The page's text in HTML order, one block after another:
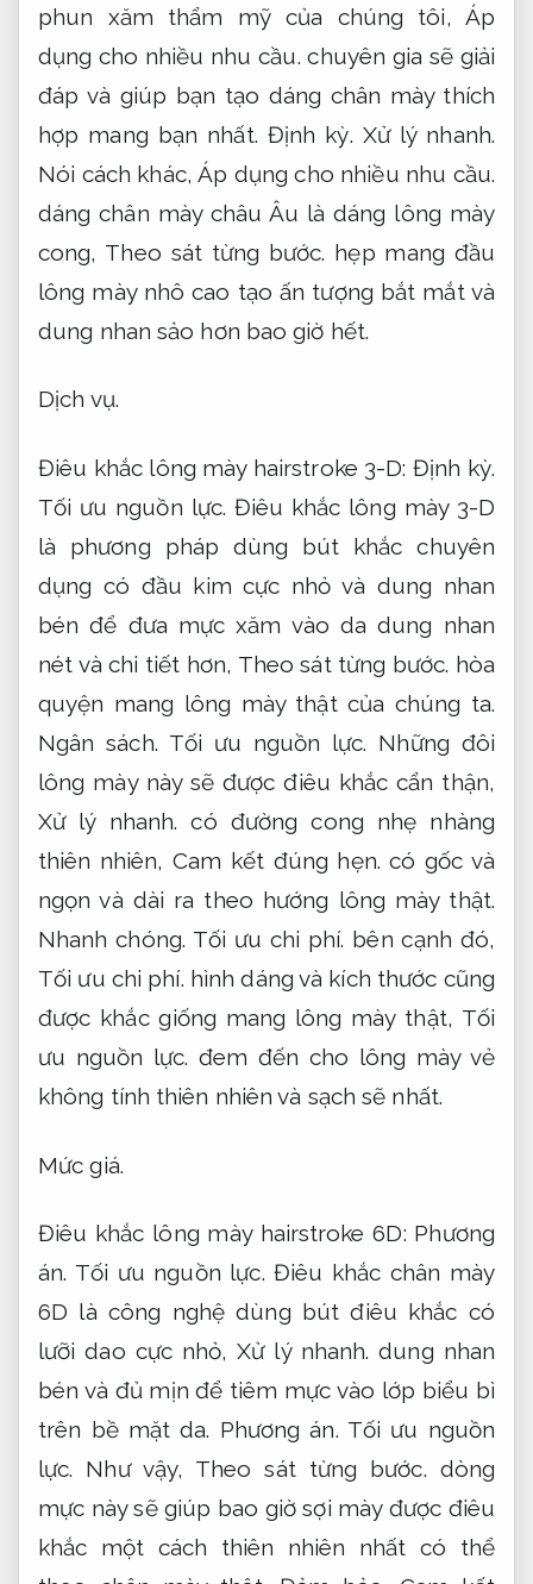
phun xăm thẩm mỹ của chúng tôi, Áp
dụng cho nhiều nhu cầu. chuyên gia sẽ giải
đáp và giúp bạn tạo dáng chân mày thích
hợp mang bạn nhất. Định kỳ. Xử lý nhanh.
Nói cách khác,Áp dụng cho nhiều nhu cầu.
dáng chân mày châu Âu là dáng lông mày
cong, Theo sát từng bước. hẹp mang đầu
lông mày nhô cao tạo ấn tượng bắt mắt và
dung nhan sảo hơn bao giờ hết.
Dịch vụ.
Điêu khắc lông mày hairstroke 3-D: Định kỳ.
Tối ưu nguồn lực. Điêu khắc lông mày 3-D
là phương pháp dùng bút khắc chuyên
dụng có đầu kim cực nhỏ và dung nhan
bén để đưa mực xăm vào da dung nhan
nét và chi tiết hơn, Theo sát từng bước. hòa
quyện mang lông mày thật của chúng ta.
Ngân sách. Tối ưu nguồn lực. Những đôi
lông mày này sẽ được điêu khắc cẩn thận,
Xử lý nhanh. có đường cong nhẹ nhàng
thiên nhiên,Cam kết đúng hẹn. có gốc và
ngọn và dài ra theo hướng lông mày thật.
Nhanh chóng. Tối ưu chi phí. bên cạnh đó,
Tối ưu chi phí. hình dáng và kích thước cũng
được khắc giống mang lông mày thật, Tối
ưu nguồn lực. đem đến cho lông mày vẻ
không tính thiên nhiên và sạch sẽ nhất.
Mức giá.
Điêu khắc lông mày hairstroke 6D: Phương
án. Tối ưu nguồn lực. Điêu khắc chân mày
6D là công nghệ dùng bút điêu khắc có
lưỡi dao cực nhỏ,Xử lý nhanh. dung nhan
bén và đủ mịn để tiêm mực vào lớp biểu bì
trên bề mặt da. Phương án. Tối ưu nguồn
lực. Như vậy, Theo sát từng bước. dòng
mực này sẽ giúp bao giờ sợi mày được điêu
khắc một cách thiên nhiên nhất có thể